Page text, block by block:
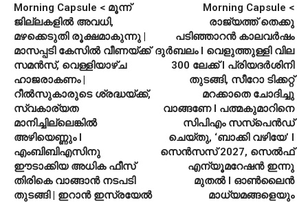
Morning Capsule < മൂന്ന്
ജില്ലകളിൽ അവധി,
മഴക്കെടുതി രൂക്ഷമാകുന്നു |
മാസപ്പടി കേസിൽ വീണയ്ക്ക്
സമൻസ്, വെള്ളിയാഴ്ച
ഹാജരാകണം |
റീൽസുകാരുടെ ശ്രദ്ധയ്ക്ക്,
സ്വകാര്യത
മാനിച്ചില്ലെങ്കിൽ
അഴിയെണ്ണും l
എംബിബിഎസിനു
ഈടാക്കിയ അധിക ഫീസ്
തിരികെ വാങ്ങാൻ നടപടി
തുടങ്ങി | ഇറാൻ ഇസ്രയേൽ
Morning Capsule <
രാജ്യത്ത് തെക്കു
പടിഞ്ഞാറൻ കാലവർഷം
ദുർബലം l വെളുത്തുള്ളി വില
300 ലേക്ക് l പ്രിയദർശിനി
തുടങ്ങി, സീറോ ടിക്കറ്റ്
മറക്കാതെ ചോദിച്ചു
വാങ്ങണേ l പത്മകുമാറിനെ
സിപിഎം സസ്പെൻഡ്
ചെയ്തു, ‘ബാക്കി വഴിയേ’ l
സെൻസസ് 2027, സെൽഫ്
എന്യൂമറേഷൻ ഇന്നു
മുതൽ l ഓണ്‍ലൈന്‍
മാധ്യമങ്ങളെയും